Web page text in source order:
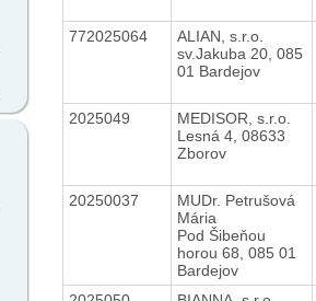
772025064
ALIAN, s.r.o.
sv.Jakuba 20, 085
01 Bardejov
2025049
MEDISOR, s.r.o.
Lesná 4, 08633
Zborov
20250037
MUDr. Petrušová
Mária
Pod Šibeňou
horou 68, 085 01
Bardejov